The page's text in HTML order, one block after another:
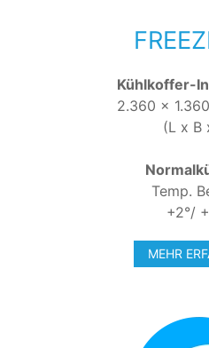
Kühlkoffer-
2.360 x
(L x B
Temp.
+2°/
MEHR